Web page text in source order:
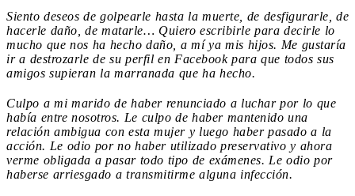
Siento deseos de golpearle hasta la muerte, de desfigurarle, de
hacerle daño, de matarle… Quiero escribirle para decirle lo
mucho que nos ha hecho daño, a mí ya mis hijos. Me gustaría
ir a destrozarle de su perfil en Facebook para que todos sus
amigos supieran la marranada que ha hecho.
Culpo a mi marido de haber renunciado a luchar por lo que
había entre nosotros. Le culpo de haber mantenido una
relación ambigua con esta mujer y luego haber pasado a la
acción. Le odio por no haber utilizado preservativo y ahora
verme obligada a pasar todo tipo de exámenes. Le odio por
haberse arriesgado a transmitirme alguna infección.